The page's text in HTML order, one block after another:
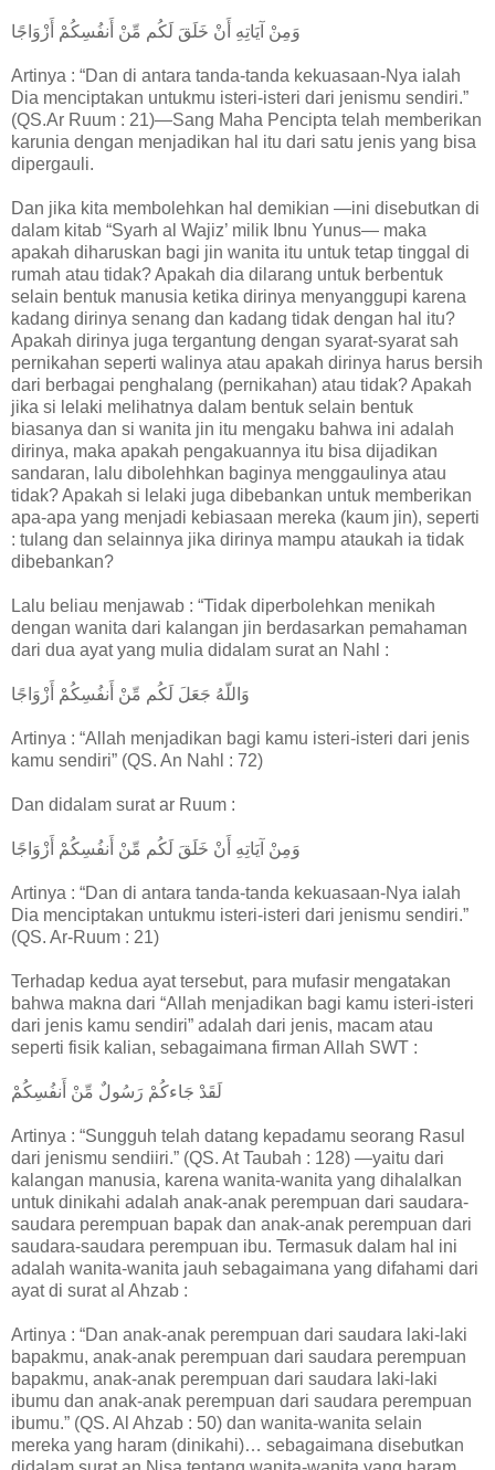
وَمِنْ آيَاتِهِ أَنْ خَلَقَ لَكُم مِّنْ أَنفُسِكُمْ أَزْوَاجًا
Artinya : “Dan di antara tanda-tanda kekuasaan-Nya ialah
Dia menciptakan untukmu isteri-isteri dari jenismu sendiri.”
(QS.Ar Ruum : 21)—Sang Maha Pencipta telah memberikan
karunia dengan menjadikan hal itu dari satu jenis yang bisa
dipergauli.
Dan jika kita membolehkan hal demikian —ini disebutkan di
dalam kitab “Syarh al Wajiz’ milik Ibnu Yunus— maka
apakah diharuskan bagi jin wanita itu untuk tetap tinggal di
rumah atau tidak? Apakah dia dilarang untuk berbentuk
selain bentuk manusia ketika dirinya menyanggupi karena
kadang dirinya senang dan kadang tidak dengan hal itu?
Apakah dirinya juga tergantung dengan syarat-syarat sah
pernikahan seperti walinya atau apakah dirinya harus bersih
dari berbagai penghalang (pernikahan) atau tidak? Apakah
jika si lelaki melihatnya dalam bentuk selain bentuk
biasanya dan si wanita jin itu mengaku bahwa ini adalah
dirinya, maka apakah pengakuannya itu bisa dijadikan
sandaran, lalu dibolehhkan baginya menggaulinya atau
tidak? Apakah si lelaki juga dibebankan untuk memberikan
apa-apa yang menjadi kebiasaan mereka (kaum jin), seperti
: tulang dan selainnya jika dirinya mampu ataukah ia tidak
dibebankan?
Lalu beliau menjawab : “Tidak diperbolehkan menikah
dengan wanita dari kalangan jin berdasarkan pemahaman
dari dua ayat yang mulia didalam surat an Nahl :
وَاللّهُ جَعَلَ لَكُم مِّنْ أَنفُسِكُمْ أَزْوَاجًا
Artinya : “Allah menjadikan bagi kamu isteri-isteri dari jenis
kamu sendiri” (QS. An Nahl : 72)
Dan didalam surat ar Ruum :
وَمِنْ آيَاتِهِ أَنْ خَلَقَ لَكُم مِّنْ أَنفُسِكُمْ أَزْوَاجًا
Artinya : “Dan di antara tanda-tanda kekuasaan-Nya ialah
Dia menciptakan untukmu isteri-isteri dari jenismu sendiri.”
(QS. Ar-Ruum : 21)
Terhadap kedua ayat tersebut, para mufasir mengatakan
bahwa makna dari “Allah menjadikan bagi kamu isteri-isteri
dari jenis kamu sendiri” adalah dari jenis, macam atau
seperti fisik kalian, sebagaimana firman Allah SWT :
لَقَدْ جَاءكُمْ رَسُولٌ مِّنْ أَنفُسِكُمْ
Artinya : “Sungguh telah datang kepadamu seorang Rasul
dari jenismu sendiiri.” (QS. At Taubah : 128) —yaitu dari
kalangan manusia, karena wanita-wanita yang dihalalkan
untuk dinikahi adalah anak-anak perempuan dari saudara-
saudara perempuan bapak dan anak-anak perempuan dari
saudara-saudara perempuan ibu. Termasuk dalam hal ini
adalah wanita-wanita jauh sebagaimana yang difahami dari
ayat di surat al Ahzab :
Artinya : “Dan anak-anak perempuan dari saudara laki-laki
bapakmu, anak-anak perempuan dari saudara perempuan
bapakmu, anak-anak perempuan dari saudara laki-laki
ibumu dan anak-anak perempuan dari saudara perempuan
ibumu.” (QS. Al Ahzab : 50) dan wanita-wanita selain
mereka yang haram (dinikahi)… sebagaimana disebutkan